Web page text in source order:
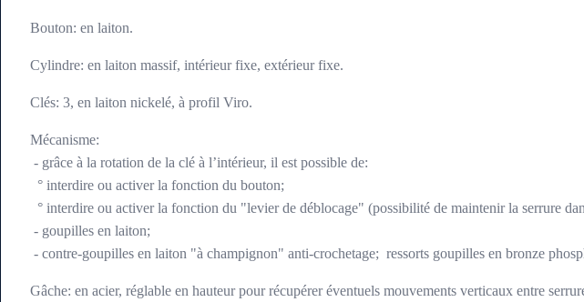
Bouton: en laiton.
Cylindre: en laiton massif, intérieur fixe, extérieur fixe.
Clés: 3, en laiton nickelé, à profil Viro.
Mécanisme:
- grâce à la rotation de la clé à l’intérieur, il est possible de:
° interdire ou activer la fonction du bouton;
° interdire ou activer la fonction du "levier de déblocage" (possibilité de maintenir la serrure
- goupilles en laiton;
- contre-goupilles en laiton "à champignon" anti-crochetage; ressorts goupilles en bronze
Gâche: en acier, réglable en hauteur pour récupérer éventuels mouvements verticaux entre